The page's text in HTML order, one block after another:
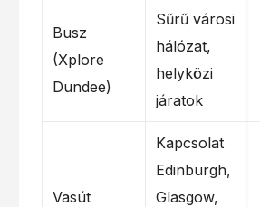
Busz
(Xplore
Dundee)
Sűrű városi
hálózat,
helyközi
járatok
Vasút
Kapcsolat
Edinburgh,
Glasgow,